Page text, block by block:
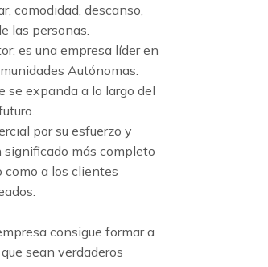
comodidad, descanso,
las personas.
es una empresa líder en
Autónomas.
se expanda a lo largo del
por su esfuerzo y
más completo
a los clientes
consigue formar a
sean verdaderos